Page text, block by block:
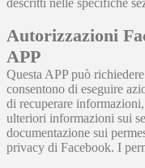
Autorizzazioni
APP
Questa APP può
consentono di eseguire
di recuperare
ulteriori informazioni sui
documentazione sui
privacy di Facebook. I